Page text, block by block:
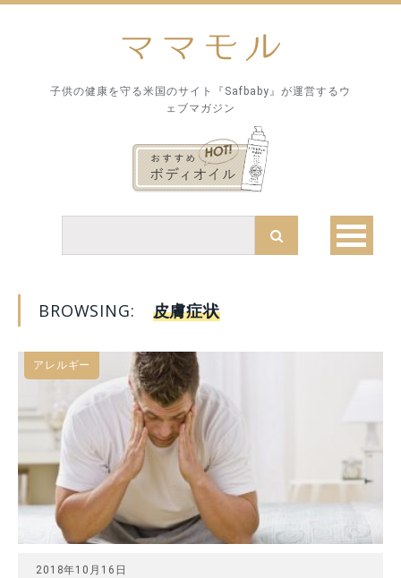
子供の健康を守る米国のサイト『Safbaby』が運営するウ
ェブマガジン
BROWSING: 皮膚症状
アレルギー
2018年10月16日